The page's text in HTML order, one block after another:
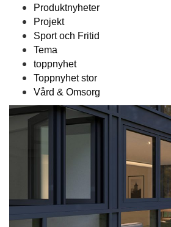
Produktnyheter
Projekt
Sport och Fritid
Tema
toppnyhet
Toppnyhet stor
Vård & Omsorg